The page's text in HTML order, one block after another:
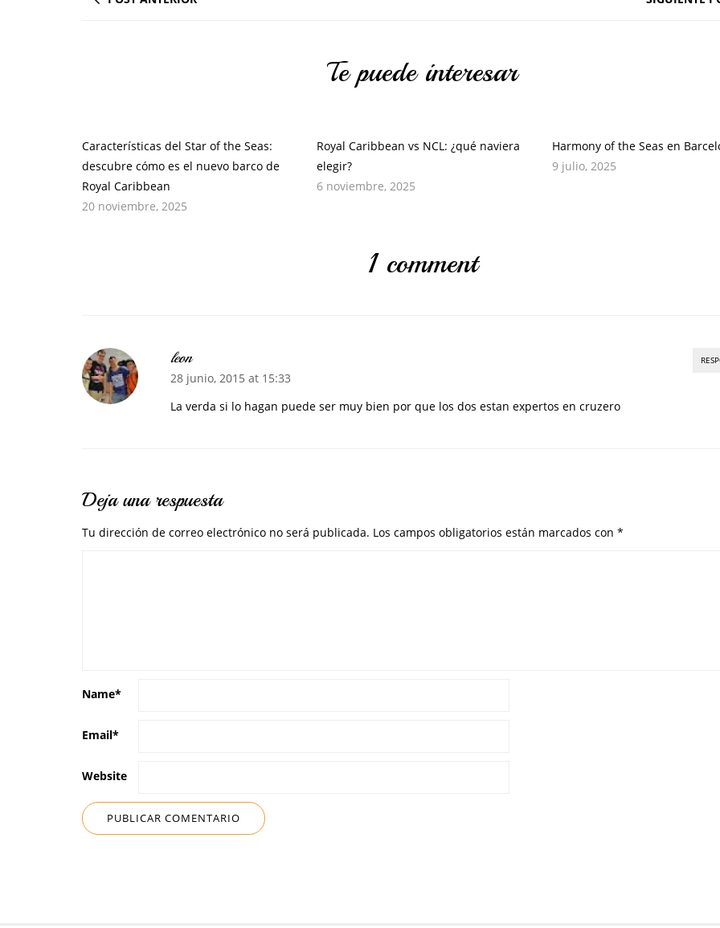
Te puede interesar
Características del Star of the Seas:
descubre cómo es el nuevo barco de
Royal Caribbean
20 noviembre, 2025
Royal Caribbean vs NCL: ¿qué naviera
elegir?
6 noviembre, 2025
Harmony of the Seas en
9 julio, 2025
1 comment
leon
28 junio, 2015 at 15:33
La verda si lo hagan puede ser muy bien por que los dos estan expertos en cruzero
Deja una respuesta
Tu dirección de correo electrónico no será publicada. Los campos obligatorios están marcados con *
Name*
Email*
Website